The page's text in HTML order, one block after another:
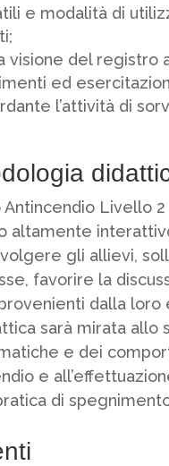
e modalità di
visione del registro
ed
l’attività di
Antincendio Livello
altamente
gli allievi,
favorire la
dalla loro
sarà mirata allo
e dei
e
di